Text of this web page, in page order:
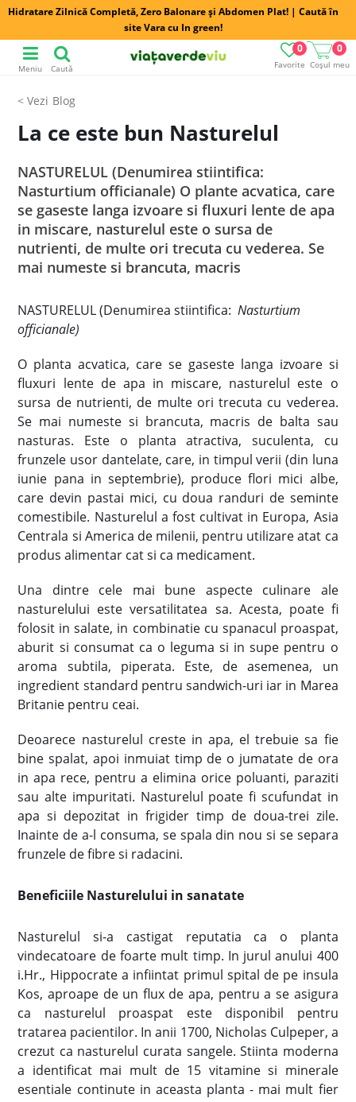
Hidratare Zilnică Completă, Zero Balonare și Abdomen Plat! | Caută în
site Vara cu In green!
Favorite
0
Coșul meu
0
Meniu Caută
Blog
La ce este bun Nasturelul
NASTURELUL (Denumirea stiintifica:
Nasturtium officianale) O plante acvatica, care
se gaseste langa izvoare si fluxuri lente de apa
in miscare, nasturelul este o sursa de
nutrienti, de multe ori trecuta cu vederea. Se
mai numeste si brancuta, macris
NASTURELUL (Denumirea stiintifica: Nasturtium
officianale)
O planta acvatica, care se gaseste langa izvoare si
fluxuri lente de apa in miscare, nasturelul este o
sursa de nutrienti, de multe ori trecuta cu vederea.
Se mai numeste si brancuta, macris de balta sau
nasturas. Este o planta atractiva, suculenta, cu
frunzele usor dantelate, care, in timpul verii (din luna
iunie pana in septembrie), produce flori mici albe,
care devin pastai mici, cu doua randuri de seminte
comestibile. Nasturelul a fost cultivat in Europa, Asia
Centrala si America de milenii, pentru utilizare atat ca
produs alimentar cat si ca medicament.
Una dintre cele mai bune aspecte culinare ale
nasturelului este versatilitatea sa. Acesta, poate fi
folosit in salate, in combinatie cu spanacul proaspat,
aburit si consumat ca o leguma si in supe pentru o
aroma subtila, piperata. Este, de asemenea, un
ingredient standard pentru sandwich-uri iar in Marea
Britanie pentru ceai.
Deoarece nasturelul creste in apa, el trebuie sa fie
bine spalat, apoi inmuiat timp de o jumatate de ora
in apa rece, pentru a elimina orice poluanti, paraziti
sau alte impuritati. Nasturelul poate fi scufundat in
apa si depozitat in frigider timp de doua-trei zile.
Inainte de a-l consuma, se spala din nou si se separa
frunzele de fibre si radacini.
Beneficiile Nasturelului in sanatate
Nasturelul si-a castigat reputatia ca o planta
vindecatoare de foarte mult timp. In jurul anului 400
i.Hr., Hippocrate a infiintat primul spital de pe insula
Kos, aproape de un flux de apa, pentru a se asigura
ca nasturelul proaspat este disponibil pentru
tratarea pacientilor. In anii 1700, Nicholas Culpeper, a
crezut ca nasturelul curata sangele. Stiinta moderna
a identificat mai mult de 15 vitamine si minerale
esentiale continute in aceasta planta - mai mult fier